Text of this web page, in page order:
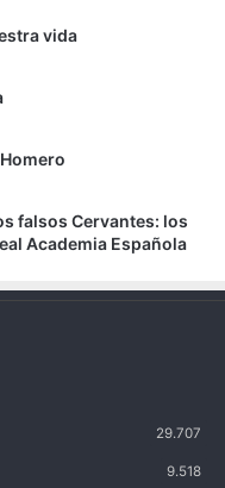
vida
falsos Cervantes: los
Academia Española
29.707
9.518